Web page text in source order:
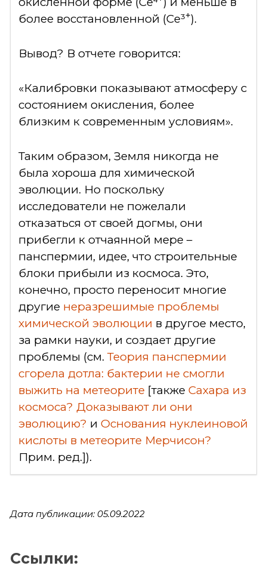
более восстановленной (Ce³+).
Вывод? В отчете говорится:
«Калибровки показывают атмосферу с
состоянием окисления, более
близким к современным условиям».
Таким образом, Земля никогда не
была хороша для химической
эволюции. Но поскольку
исследователи не пожелали
отказаться от своей догмы, они
прибегли к отчаянной мере –
панспермии, идее, что строительные
блоки прибыли из космоса. Это,
конечно, просто переносит многие
другие неразрешимые проблемы
химической эволюции в другое место,
за рамки науки, и создает другие
проблемы (см.Теория панспермии
сгорела дотла: бактерии не смогли
выжить на метеорите [такжеСахара из
космоса? Доказывают ли они
эволюцию? иОснования нуклеиновой
кислоты в метеорите Мерчисон?
Прим. ред.]).
Дата публикации: 05.09.2022
Ссылки: